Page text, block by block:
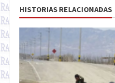
HISTORIAS RELACIONADAS